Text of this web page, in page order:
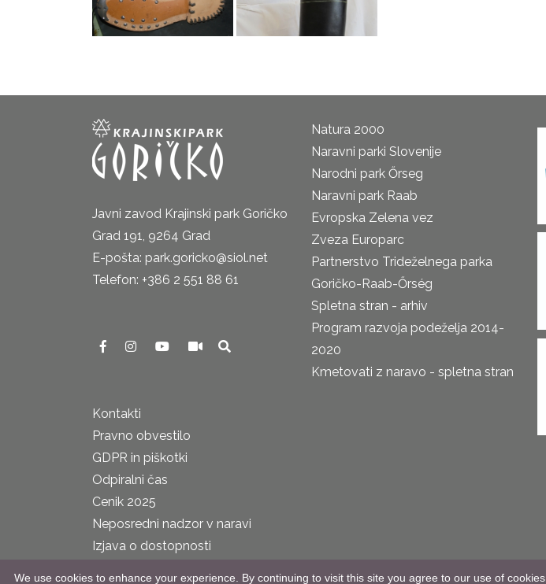
Javni zavod Krajinski park Goričko
Grad 191, 9264 Grad
E-pošta: park.goricko@siol.net
Telefon: +386 2 551 88 61
Kontakti
Pravno obvestilo
GDPR in piškotki
Odpiralni čas
Cenik 2025
Neposredni nadzor v naravi
Izjava o dostopnosti
Natura 2000
Naravni parki Slovenije
Narodni park Őrseg
Naravni park Raab
Evropska Zelena vez
Zveza Europarc
Partnerstvo Trideželnega parka
Goričko-Raab-Őrség
Spletna stran - arhiv
Program razvoja podeželja 2014-
2020
Kmetovati z naravo - spletna stran
We use cookies to enhance your experience. By continuing to visit this site you agree to our use of cookies.